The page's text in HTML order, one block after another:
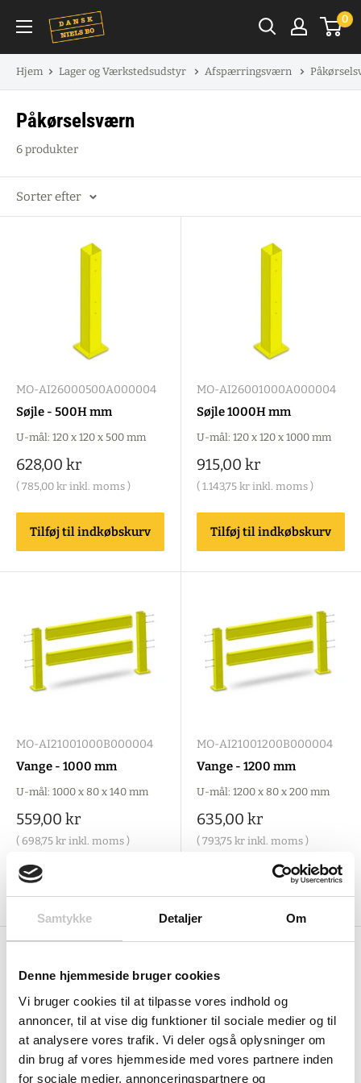
Samtykke Detaljer Om
Denne hjemmeside bruger cookies
Vi bruger cookies til at tilpasse vores indhold og
annoncer, til at vise dig funktioner til sociale medier og til
at analysere vores trafik. Vi deler også oplysninger om
din brug af vores hjemmeside med vores partnere inden
for sociale medier, annonceringspartnere og
indhold
0
Hjem Lager og Værkstedsudstyr Afspærringsværn
Påkørselsværn
6 produkter
Sorter efter
MO-AI26000500A000004
Søjle - 500H mm
U-mål: 120 x 120 x 500 mm
Salgspris
628,00 kr
( 785,00 kr inkl. moms )
Tilføj til indkøbskurv
MO-AI26001000A000004
Søjle 1000H mm
U-mål: 120 x 120 x 1000 mm
Salgspris
915,00 kr
( 1.143,75 kr inkl. moms )
Tilføj til indkøbskurv
MO-AI21001000B000004
Vange - 1000 mm
U-mål: 1000 x 80 x 140 mm
Salgspris
559,00 kr
( 698,75 kr inkl. moms )
Tilføj til indkøbskurv
MO-AI21001200B000004
Vange - 1200 mm
U-mål: 1200 x 80 x 200 mm
Salgspris
635,00 kr
( 793,75 kr inkl. moms )
Tilføj til indkøbskurv